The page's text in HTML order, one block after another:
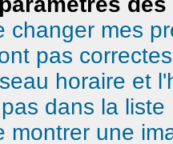
changer mes
pas
horaire et
dans la liste
montrer une